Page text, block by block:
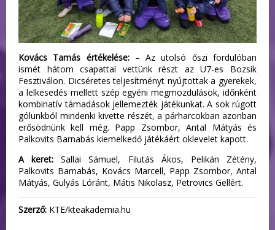
Kovács Tamás értékelése:– Az utolsó őszi fordulóban
ismét hátom csapattal vettünk részt az U7-es Bozsik
Fesztiválon. Dicséretes teljesítményt nyújtottak a gyerekek,
a lelkesedés mellett szép egyéni megmozdulások, időnként
kombinatív támadások jellemezték játékunkat. A sok rúgott
gólunkból mindenki kivette részét, a párharcokban azonban
erősödnünk kell még. Papp Zsombor, Antal Mátyás és
Palkovits Barnabás kiemelkedő játékáért oklevelet kapott.
A keret: Sallai Sámuel, Filutás Ákos, Pelikán Zétény,
Palkovits Barnabás, Kovács Marcell, Papp Zsombor, Antal
Mátyás, Gulyás Lóránt, Mátis Nikolasz, Petrovics Gellért.
Szerző: KTE/kteakademia.hu